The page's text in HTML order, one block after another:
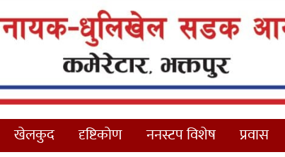
खेलकुद दृष्टिकोण ननस्टप विशेष प्रवास